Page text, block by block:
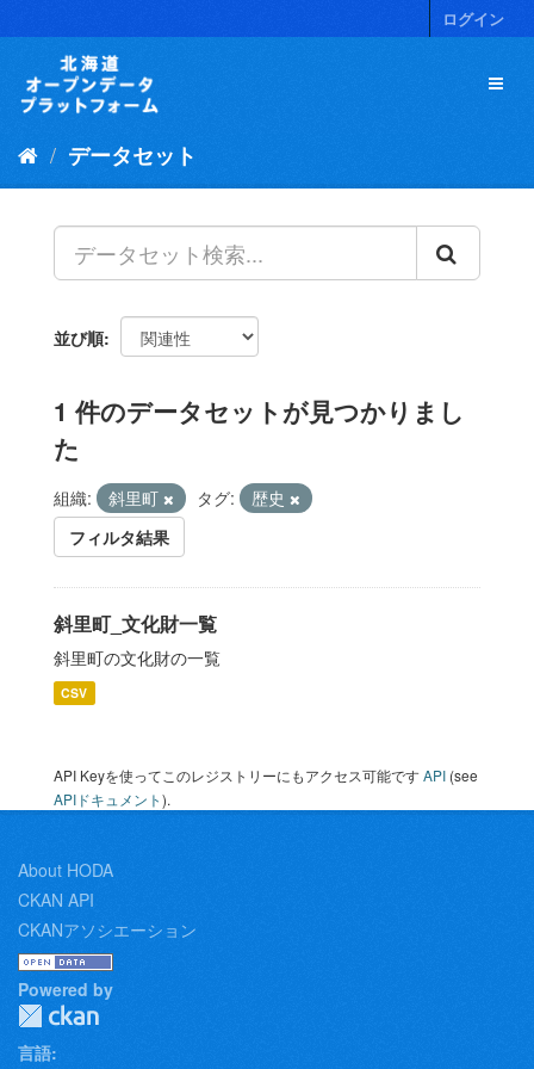
キ
ログイン
データセット
並び順
1 件のデータセットが見つかりまし
た
組織: 斜里町 タグ:
歴史
フィルタ結果
斜里町_文化財一覧
斜里町の文化財の一覧
CSV
API Keyを使ってこのレジストリーにもアクセス可能ですAPI (see
APIドキュメント).
About HODA
CKAN API
CKANアソシエーション
Powered by
言語